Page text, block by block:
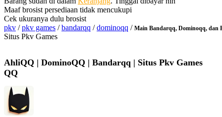
Maaf brosist persediaan tidak mencukupi
Cek ukuranya dulu brosist
pkv / pkv games / bandarqq / dominoqq / Main Bandarqq, Dominoqq, dan
Situs Pkv Games
AhliQQ | DominoQQ | Bandarqq | Situs Pkv Games
QQ